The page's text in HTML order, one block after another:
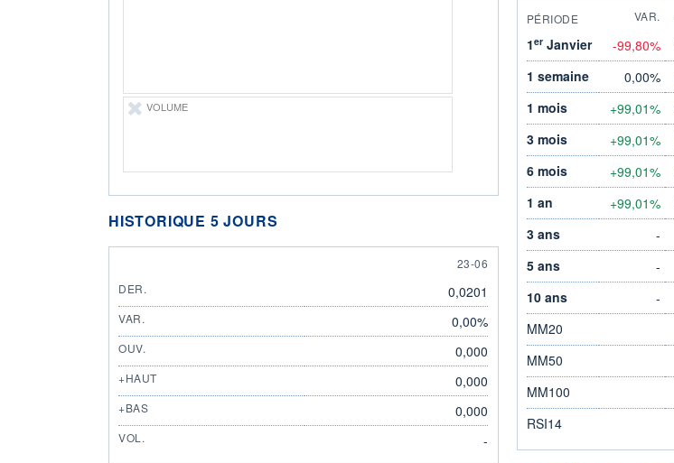
VOLUME
HISTORIQUE 5 JOURS
23 JUNE
23-06
DER.
0,0201
VAR. 0,00%
OUV. 0,000
+HAUT 0,000
+BAS 0,000
VOL. -
PÉRIODE VAR.
1erJanvier -99,80%
1 semaine
0,00%
1 mois
+99,01%
3 mois
+99,01%
6 mois
+99,01%
1 an
+99,01%
3 ans
-
5 ans
-
10 ans
-
MM20
MM50
MM100
RSI14